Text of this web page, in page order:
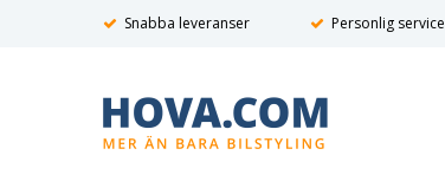
Snabba leveranser Personlig service